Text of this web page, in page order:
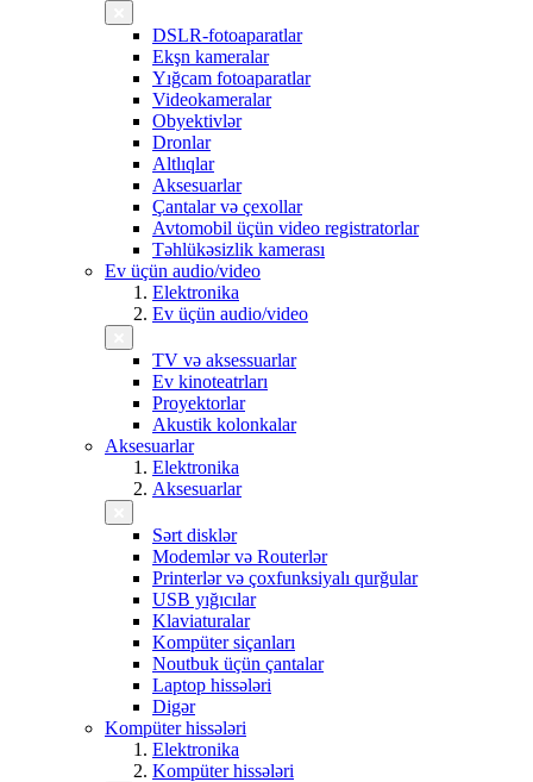
DSLR-fotoaparatlar
Ekşn kameralar
Yığcam fotoaparatlar
Videokameralar
Obyektivlər
Dronlar
Altlıqlar
Aksesuarlar
Çantalar və çexollar
Avtomobil üçün video registratorlar
Təhlükəsizlik kamerası
Ev üçün audio/video
Elektronika
Ev üçün audio/video
TV və aksessuarlar
Ev kinoteatrları
Proyektorlar
Akustik kolonkalar
Aksesuarlar
Elektronika
Aksesuarlar
Sərt disklər
Modemlər və Routerlər
Printerlər və çoxfunksiyalı qurğular
USB yığıcılar
Klaviaturalar
Kompüter siçanları
Noutbuk üçün çantalar
Laptop hissələri
Digər
Kompüter hissələri
Elektronika
Kompüter hissələri